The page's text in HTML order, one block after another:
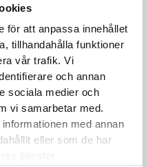
för att anpassa innehållet
tillhandahålla funktioner
vår trafik. Vi
och annan
sociala medier och
vi samarbetar med.
med annan
eller som de har
tjänster.
Kit